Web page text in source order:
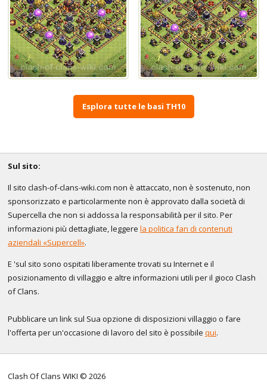
Esplora tutte le basi TH10
Sul sito:
Il sito clash-of-clans-wiki.com non è attaccato, non è sostenuto, non
sponsorizzato e particolarmente non è approvato dalla società di
Supercella che non si addossa la responsabilità per il sito. Per
informazioni più dettagliate, leggere la politica fan di contenuti
aziendali «Supercell».
E 'sul sito sono ospitati liberamente trovati su Internet e il
posizionamento di villaggio e altre informazioni utili per il gioco Clash
of Clans.
Pubblicare un link sul Sua opzione di disposizioni villaggio o fare
l'offerta per un'occasione di lavoro del sito è possibile qui.
Clash Of Clans WIKI © 2026